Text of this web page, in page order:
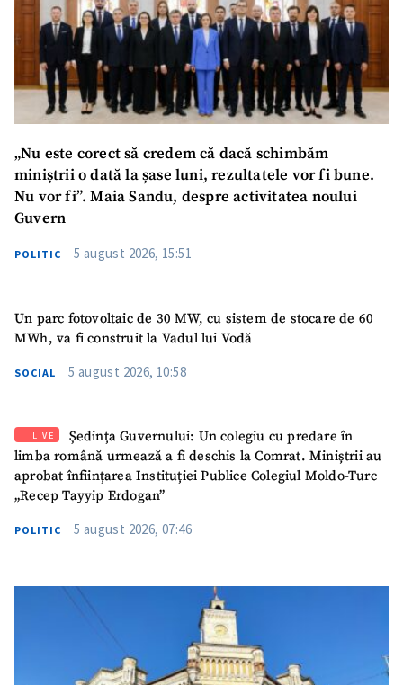
„Nu este corect să credem că dacă schimbăm
miniștrii o dată la șase luni, rezultatele vor fi bune.
Nu vor fi”. Maia Sandu, despre activitatea noului
Guvern
POLITIC 5 august 2026, 15:51
Un parc fotovoltaic de 30 MW, cu sistem de stocare de 60
MWh, va fi construit la Vadul lui Vodă
SOCIAL 5 august 2026, 10:58
LIVE
Ședința Guvernului: Un colegiu cu predare în
limba română urmează a fi deschis la Comrat. Miniștrii au
aprobat înființarea Instituției Publice Colegiul Moldo-Turc
„Recep Tayyip Erdogan”
POLITIC 5 august 2026, 07:46